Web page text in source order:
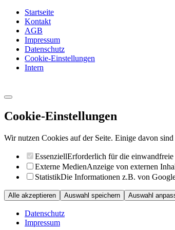
Startseite
Kontakt
AGB
Impressum
Datenschutz
Cookie-Einstellungen
Intern
Cookie-Einstellungen
Wir nutzen Cookies auf der Seite. Einige davon
EssenziellErforderlich für die
Externe MedienAnzeige von externen
StatistikDie Informationen z.B. von
Alle akzeptieren Auswahl speichern Auswahl
Datenschutz
Impressum